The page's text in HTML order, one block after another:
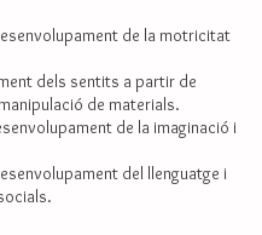
de la motricitat
dels sentits a partir de
de materials.
de la imaginació i
del llenguatge i